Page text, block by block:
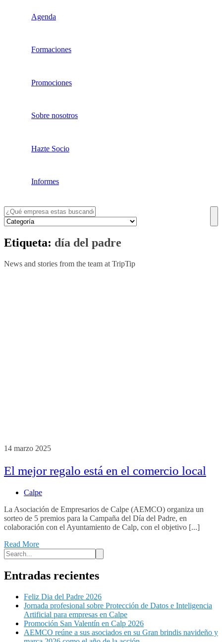
Agenda
Formaciones
Promociones
Sobre nosotros
Hazte Socio
Informes
Etiqueta: día del padre
News and stories from the team at TripTip
14 marzo 2025
El mejor regalo está en el comercio local
Calpe
La Asociación de Empresarios de Calpe (AEMCO) organiza un
sorteo de 5 premios para la Campaña del Día del Padre, en
colaboración con el Ayuntamiento de Calp, con el objetivo [...]
Read More
Entradas recientes
Feliz Dia del Padre 2026
Jornada profesional sobre Protección de Datos e Inteligencia
Artificial para empresas en Calpe
Promoción San Valentín en Calp 2026
AEMCO reúne a sus asociados en su Gran brindis navideño y